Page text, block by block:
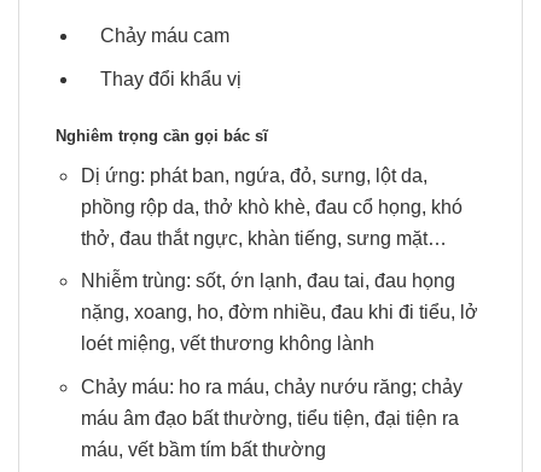
Chảy máu cam
Thay đổi khẩu vị
Nghiêm trọng cần gọi bác sĩ
Dị ứng: phát ban, ngứa, đỏ, sưng, lột da,
phồng rộp da, thở khò khè, đau cổ họng, khó
thở, đau thắt ngực, khàn tiếng, sưng mặt…
Nhiễm trùng: sốt, ớn lạnh, đau tai, đau họng
nặng, xoang, ho, đờm nhiều, đau khi đi tiểu, lở
loét miệng, vết thương không lành
Chảy máu: ho ra máu, chảy nướu răng; chảy
máu âm đạo bất thường, tiểu tiện, đại tiện ra
máu, vết bầm tím bất thường